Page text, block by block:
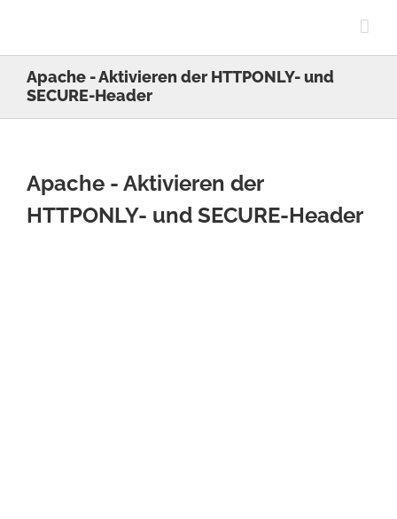
Apache - Aktivieren der HTTPONLY- und
SECURE-Header
Apache - Aktivieren der
HTTPONLY- und SECURE-Header